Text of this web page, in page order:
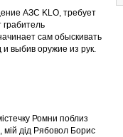
АЗС KLO, требует
сам обыскивать
выбив оружие из рук.
Ромни поблиз
мій дід Рябовол Борис
02:07:00